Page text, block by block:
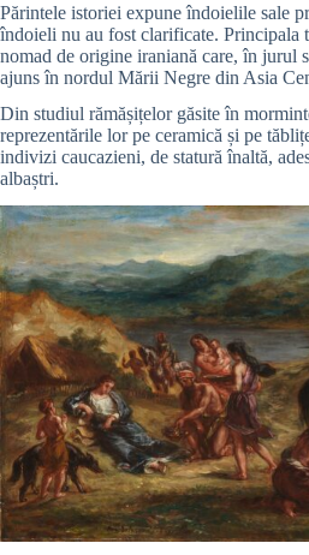
Părintele istoriei expune îndoielile sale
îndoieli nu au fost clarificate. Principala
nomad de origine iraniană care, în jurul
ajuns în nordul Mării Negre din Asia
Din studiul rămășițelor găsite în
reprezentările lor pe ceramică și pe
indivizi caucazieni, de statură înaltă,
albaștri.